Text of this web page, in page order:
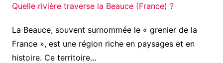
Quelle rivière traverse la Beauce (France) ?
La Beauce, souvent surnommée le « grenier de la
France », est une région riche en paysages et en
histoire. Ce territoire…